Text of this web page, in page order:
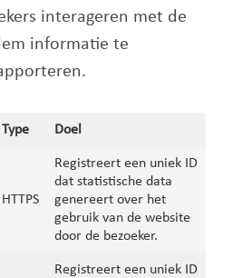
interageren met de
informatie te
Type Doel
HTTPS
Registreert een uniek ID
dat statistische data
genereert over het
gebruik van de website
door de bezoeker.
Registreert een uniek ID